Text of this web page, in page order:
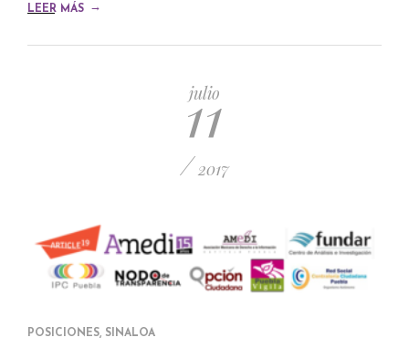
LEER MÁS →
julio
11
/ 2017
POSICIONES, SINALOA